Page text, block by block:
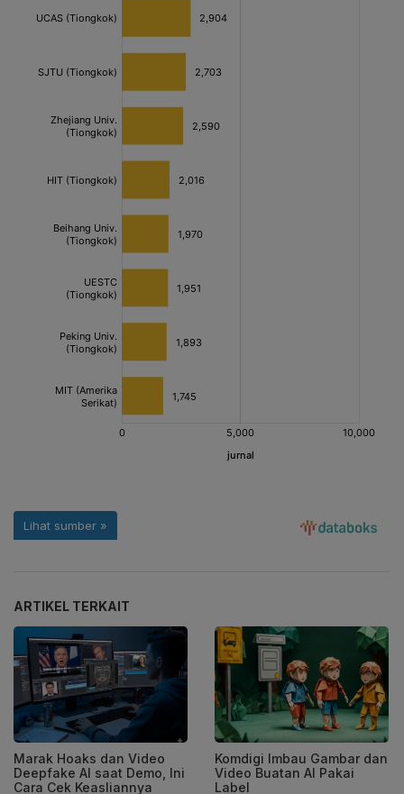
ARTIKEL TERKAIT
Marak Hoaks dan Video
Deepfake AI saat Demo, Ini
Cara Cek Keasliannya
Komdigi Imbau Gambar dan
Video Buatan AI Pakai
Label